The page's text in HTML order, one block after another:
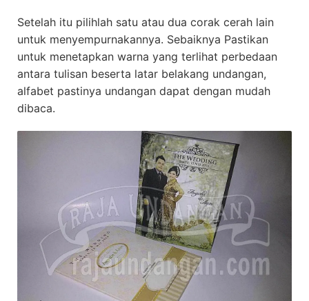
Setelah itu pilihlah satu atau dua corak cerah lain
untuk menyempurnakannya. Sebaiknya Pastikan
untuk menetapkan warna yang terlihat perbedaan
antara tulisan beserta latar belakang undangan,
alfabet pastinya undangan dapat dengan mudah
dibaca.